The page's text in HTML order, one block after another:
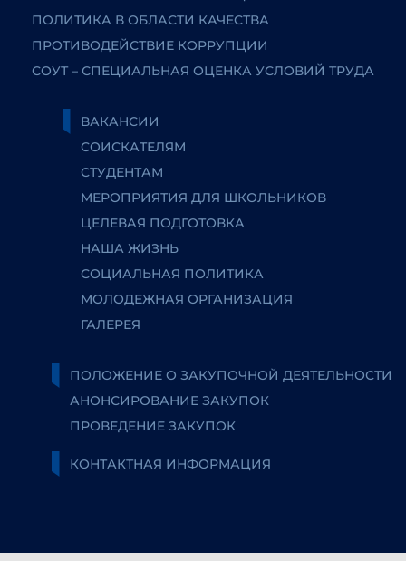
ПОЛИТИКА В ОБЛАСТИ КАЧЕСТВА
ПРОТИВОДЕЙСТВИЕ КОРРУПЦИИ
СОУТ – СПЕЦИАЛЬНАЯ ОЦЕНКА УСЛОВИЙ ТРУДА
ВАКАНСИИ
СОИСКАТЕЛЯМ
СТУДЕНТАМ
МЕРОПРИЯТИЯ ДЛЯ ШКОЛЬНИКОВ
ЦЕЛЕВАЯ ПОДГОТОВКА
НАША ЖИЗНЬ
СОЦИАЛЬНАЯ ПОЛИТИКА
МОЛОДЕЖНАЯ ОРГАНИЗАЦИЯ
ГАЛЕРЕЯ
ПОЛОЖЕНИЕ О ЗАКУПОЧНОЙ ДЕЯТЕЛЬНОСТИ
АНОНСИРОВАНИЕ ЗАКУПОК
ПРОВЕДЕНИЕ ЗАКУПОК
КОНТАКТНАЯ ИНФОРМАЦИЯ